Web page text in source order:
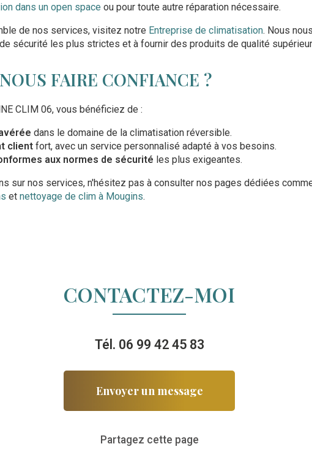
dans un open space ou pour toute autre réparation nécessaire.
de nos services, visitez notre Entreprise de climatisation. Nous
sécurité les plus strictes et à fournir des produits de qualité
FAIRE CONFIANCE ?
CLIM 06, vous bénéficiez de :
dans le domaine de la climatisation réversible.
client fort, avec un service personnalisé adapté à vos besoins.
aux normes de sécurité les plus exigeantes.
sur nos services, n'hésitez pas à consulter nos pages dédiées
et nettoyage de clim à Mougins.
CONTACTEZ-MOI
Tél. 06 99 42 45 83
Envoyer un message
Partagez cette page